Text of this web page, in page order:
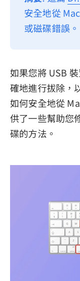
服務條款
安全地從
或磁碟錯誤。
如果您將 USB
確地進行拔除，
如何安全地從
供了一些幫助您
碟的方法。